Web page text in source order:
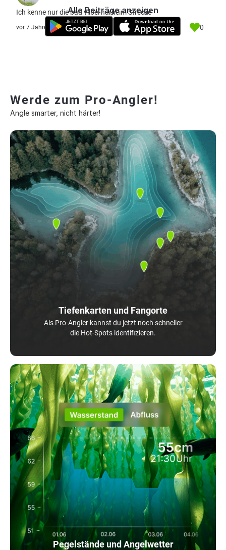
Ich kenne nur die bad vilbel harheim Strecke
vor 7 Jahre 0
Alle Beiträge anzeigen
Werde zum Pro-Angler!
Angle smarter, nicht härter!
Tiefenkarten und Fangorte
Als Pro-Angler kannst du jetzt noch schneller
die Hot-Spots identifizieren.
Pegelstände und Angelwetter